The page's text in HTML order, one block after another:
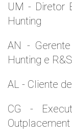
UM - Diretor
Hunting
AN -
Hunting e R&S
AL - Cliente
CG -
Outplacement